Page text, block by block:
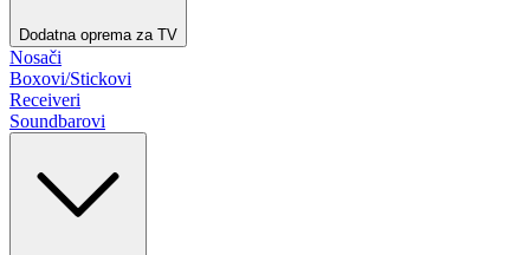
Dodatna oprema za TV
Nosači
Boxovi/Stickovi
Receiveri
Soundbarovi